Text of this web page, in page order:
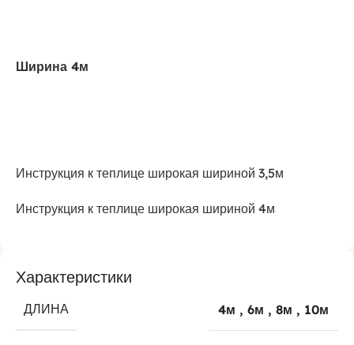
Ширина 4м
Инструкция к теплице широкая шириной 3,5м
Инструкция к теплице широкая шириной 4м
Характеристики
ДЛИНА 4м , 6м , 8м , 10м